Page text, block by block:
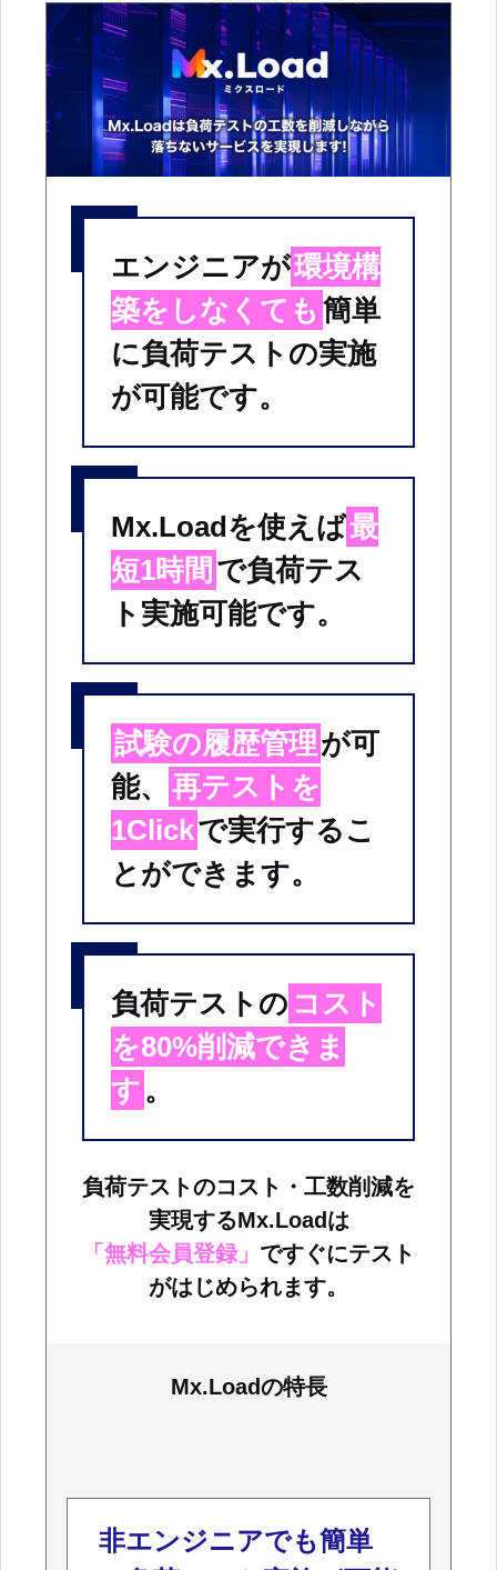
エンジニアが環境構
築をしなくても 簡単
に負荷テストの実施
が可能です。
Mx.Loadを使えば最
短1時間 で負荷テス
ト実施可能です。
試験の履歴管理が可
能、 再テストを
1Clickで実行するこ
とができます。
負荷テストの コスト
を80%削減できま
す 。
負荷テストのコスト・工数削減を
実現するMx.Loadは
「無料会員登録」 ですぐにテスト
がはじめられます。
Mx.Loadの特長
非エンジニアでも簡単